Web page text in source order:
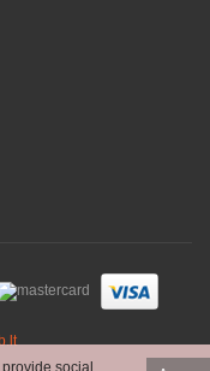
social